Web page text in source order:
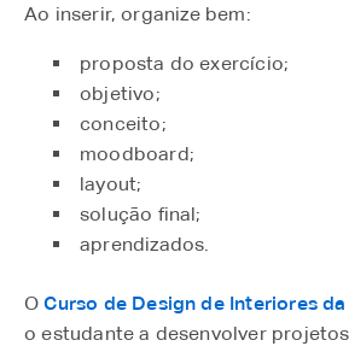
Ao inserir, organize bem:
proposta do exercício;
objetivo;
conceito;
moodboard;
layout;
solução final;
aprendizados.
OCurso de Design de Interiores da
o estudante a desenvolver